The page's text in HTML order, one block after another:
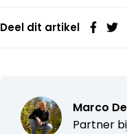
Deel dit artikel
Marco
Partner